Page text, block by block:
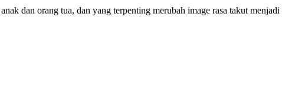
dan orang tua, dan yang terpenting merubah image rasa takut